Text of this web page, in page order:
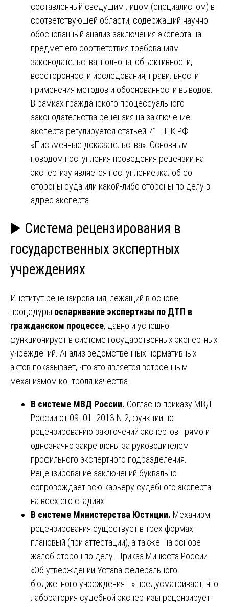
составленный сведущим лицом (специалистом) в
соответствующей области, содержащий научно
обоснованный анализ заключения эксперта на
предмет его соответствия требованиям
законодательства, полноты, объективности,
всесторонности исследования, правильности
применения методов и обоснованности выводов.
В рамках гражданского процессуального
законодательства рецензия на заключение
эксперта регулируется статьей 71 ГПК РФ
«Письменные доказательства». Основным
поводом поступления проведения рецензии на
экспертизу является поступление жалоб со
стороны суда или какой-либо стороны по делу в
адрес эксперта.
▶️ Система рецензирования в
государственных экспертных
учреждениях
Институт рецензирования, лежащий в основе
процедуры оспаривание экспертизы по ДТП в
гражданском процессе, давно и успешно
функционирует в системе государственных экспертных
учреждений. Анализ ведомственных нормативных
актов показывает, что это является встроенным
механизмом контроля качества.
В системе МВД России. Согласно приказу МВД
России от 09. 01. 2013 N 2, функции по
рецензированию заключений экспертов прямо и
однозначно закреплены за руководителем
профильного экспертного подразделения.
Рецензирование заключений буквально
сопровождает всю карьеру судебного эксперта
на всех его стадиях.
В системе Министерства Юстиции. Механизм
рецензирования существует в трех формах:
плановый (при аттестации), а также на основе
жалоб сторон по делу. Приказ Минюста России
«Об утверждении Устава федерального
бюджетного учреждения… » предусматривает, что
лаборатория судебной экспертизы рецензирует